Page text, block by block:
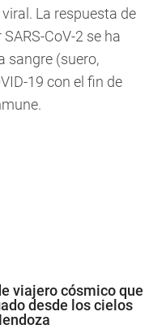
La respuesta de
CoV-2 se ha
sangre (suero,
19 con el fin de
viajero cósmico que
desde los cielos